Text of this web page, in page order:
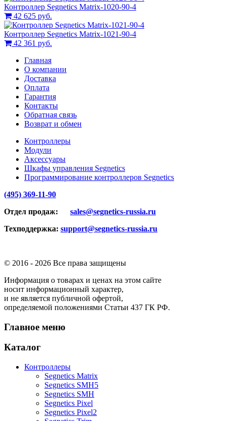
Контроллер Segnetics Matrix-1020-90-4
42 625 руб.
Контроллер Segnetics Matrix-1021-90-4
42 361 руб.
Главная
О компании
Доставка
Оплата
Гарантия
Контакты
Обратная связь
Возврат и обмен
Контроллеры
Модули
Аксессуары
Шкафы управления Segnetics
Программирование контроллеров Segnetics
(495) 369-11-90
Отдел продаж: sales@segnetics-russia.ru
Техподдержка: support@segnetics-russia.ru
© 2016 - 2026 Все права защищены
Информация о товарах и ценах на этом сайте
носит информационный характер,
и не является публичной офертой,
определяемой положениями Статьи 437 ГК РФ.
Главное меню
Каталог
Контроллеры
Segnetics Matrix
Segnetics SMH5
Segnetics SMH
Segnetics Pixel
Segnetics Pixel2